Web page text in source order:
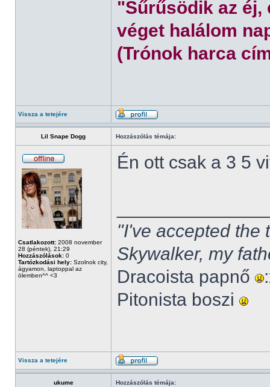
"Sűrűsödik az éj,
véget halálom
(Trónok harca
Vissza a tetejére
Lil Snape Dogg Hozzászólás témája:
Csatlakozott: 2008 november
28 (péntek), 21:29
Hozzászólások: 0
Tartózkodási hely: Szolnok city,
ágyamon, laptoppal az
ölemben^^ <3
Én ott csak a 3 5
"I've accepted the
Skywalker, my
Dracoista papnő
Pitonista boszi
Vissza a tetejére
ukume Hozzászólás témája: